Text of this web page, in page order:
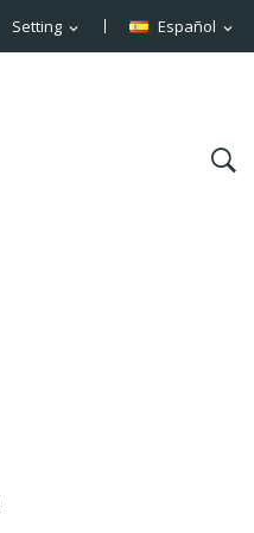
Español expand_more
Setting expand_more